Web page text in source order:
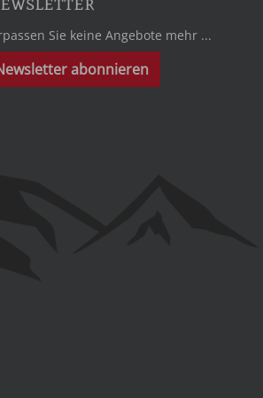
Sie keine Angebote mehr ...
abonnieren